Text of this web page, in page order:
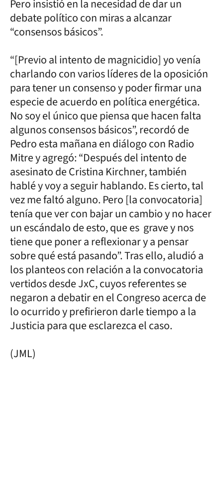
Pero insistió en la necesidad de dar un
debate político con miras a alcanzar
“consensos básicos”.
“[Previo al intento de magnicidio] yo venía
charlando con varios líderes de la oposición
para tener un consenso y poder firmar una
especie de acuerdo en política energética.
No soy el único que piensa que hacen falta
algunos consensos básicos”, recordó de
Pedro esta mañana en diálogo con Radio
Mitre y agregó: “Después del intento de
asesinato de Cristina Kirchner, también
hablé y voy a seguir hablando. Es cierto, tal
vez me faltó alguno. Pero [la convocatoria]
tenía que ver con bajar un cambio y no hacer
un escándalo de esto, que es grave y nos
tiene que poner a reflexionar y a pensar
sobre qué está pasando”. Tras ello, aludió a
los planteos con relación a la convocatoria
vertidos desde JxC, cuyos referentes se
negaron a debatir en el Congreso acerca de
lo ocurrido y prefirieron darle tiempo a la
Justicia para que esclarezca el caso.
(JML)